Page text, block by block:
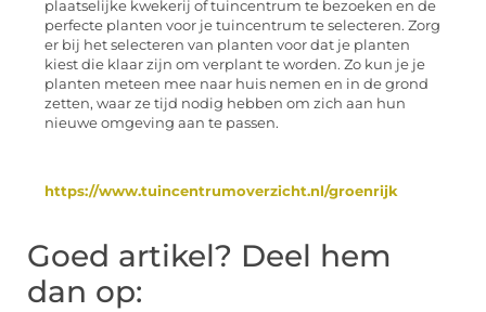
plaatselijke kwekerij of tuincentrum te bezoeken en de
perfecte planten voor je tuincentrum te selecteren. Zorg
er bij het selecteren van planten voor dat je planten
kiest die klaar zijn om verplant te worden. Zo kun je je
planten meteen mee naar huis nemen en in de grond
zetten, waar ze tijd nodig hebben om zich aan hun
nieuwe omgeving aan te passen.
https://www.tuincentrumoverzicht.nl/groenrijk
Goed artikel? Deel hem
dan op: